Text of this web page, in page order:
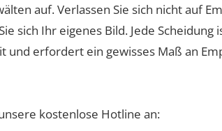
auf. Verlassen Sie sich nicht auf
sich Ihr eigenes Bild. Jede Scheidung
erfordert ein gewisses Maß an
kostenlose Hotline an: